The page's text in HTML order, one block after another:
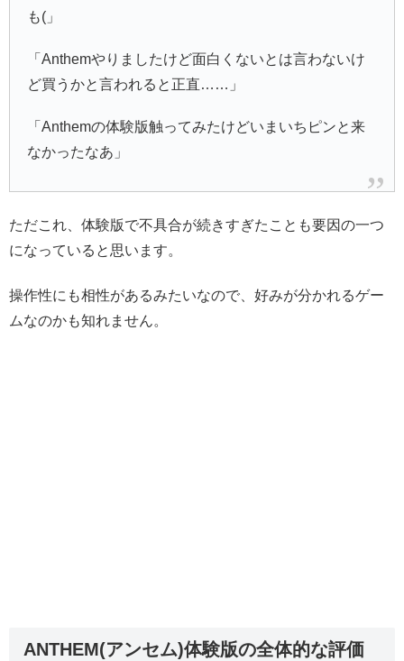
も(」
「Anthemやりましたけど面白くないとは言わないけ
ど買うかと言われると正直……」
「Anthemの体験版触ってみたけどいまいちピンと来
なかったなあ」
ただこれ、体験版で不具合が続きすぎたことも要因の一つ
になっていると思います。
操作性にも相性があるみたいなので、好みが分かれるゲー
ムなのかも知れません。
ANTHEM(アンセム)体験版の全体的な評価